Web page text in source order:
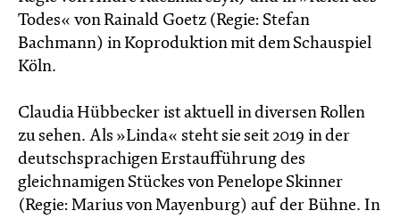
Todes« von Rainald Goetz (Regie: Stefan
Bachmann) in Koproduktion mit dem Schauspiel
Köln.
Claudia Hübbecker ist aktuell in diversen Rollen
zu sehen. Als »Linda« steht sie seit 2019 in der
deutschsprachigen Erstaufführung des
gleichnamigen Stückes von Penelope Skinner
(Regie: Marius von Mayenburg) auf der Bühne. In